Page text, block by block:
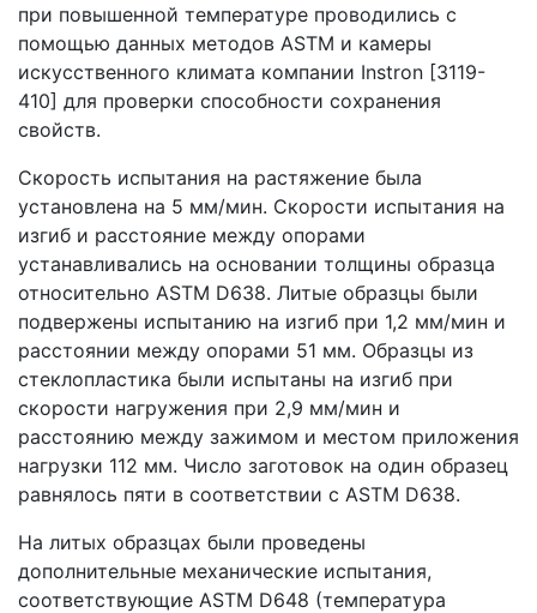
при повышенной температуре проводились с
помощью данных методов ASTM и камеры
искусственного климата компании Instron [3119-
410] для проверки способности сохранения
свойств.
Скорость испытания на растяжение была
установлена на 5 мм/мин. Скорости испытания на
изгиб и расстояние между опорами
устанавливались на основании толщины образца
относительно ASTM D638. Литые образцы были
подвержены испытанию на изгиб при 1,2 мм/мин и
расстоянии между опорами 51 мм. Образцы из
стеклопластика были испытаны на изгиб при
скорости нагружения при 2,9 мм/мин и
расстоянию между зажимом и местом приложения
нагрузки 112 мм. Число заготовок на один образец
равнялось пяти в соответствии с ASTM D638.
На литых образцах были проведены
дополнительные механические испытания,
соответствующие ASTM D648 (температура